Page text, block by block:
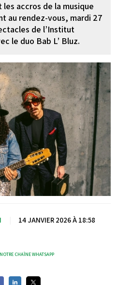
accros de la musique
au rendez-vous, mardi 27
de l’Institut
le duo Bab L’ Bluz.
14 JANVIER 2026 À 18:58
CHAÎNE WHATSAPP